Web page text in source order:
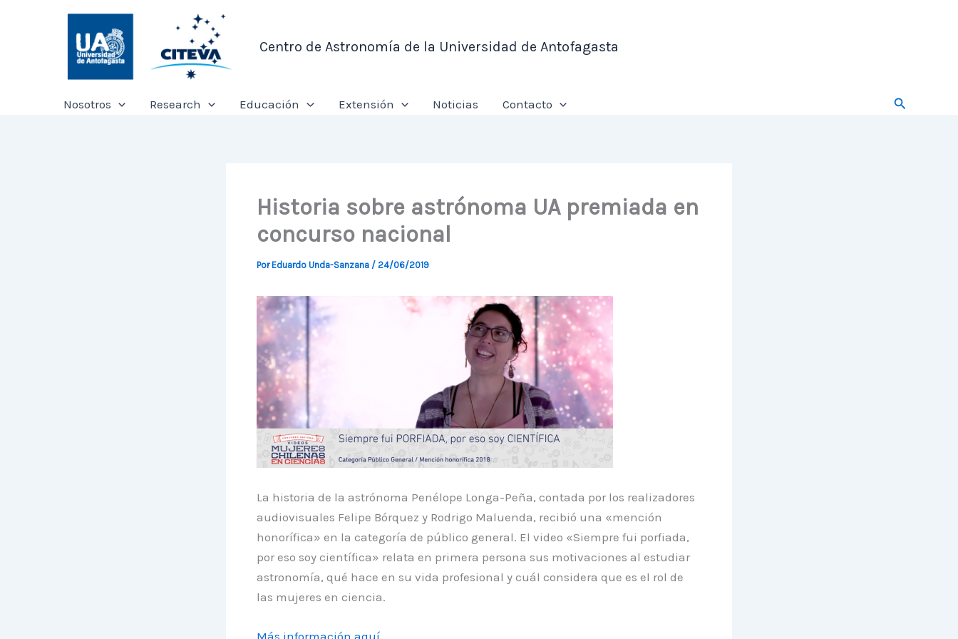
Centro de Astronomía de la Universidad de Antofagasta
Nosotros Research Educación Extensión Noticias Contacto Buscar
Historia sobre astrónoma UA premiada en
concurso nacional
PorEduardo Unda-Sanzana / 24/06/2019
La historia de la astrónoma Penélope Longa-Peña, contada por los realizadores
audiovisuales Felipe Bórquez y Rodrigo Maluenda, recibió una «mención
honorífica» en la categoría de público general. El video «Siempre fui porfiada,
por eso soy científica» relata en primera persona sus motivaciones al estudiar
astronomía, qué hace en su vida profesional y cuál considera que es el rol de
las mujeres en ciencia.
Más información aquí.